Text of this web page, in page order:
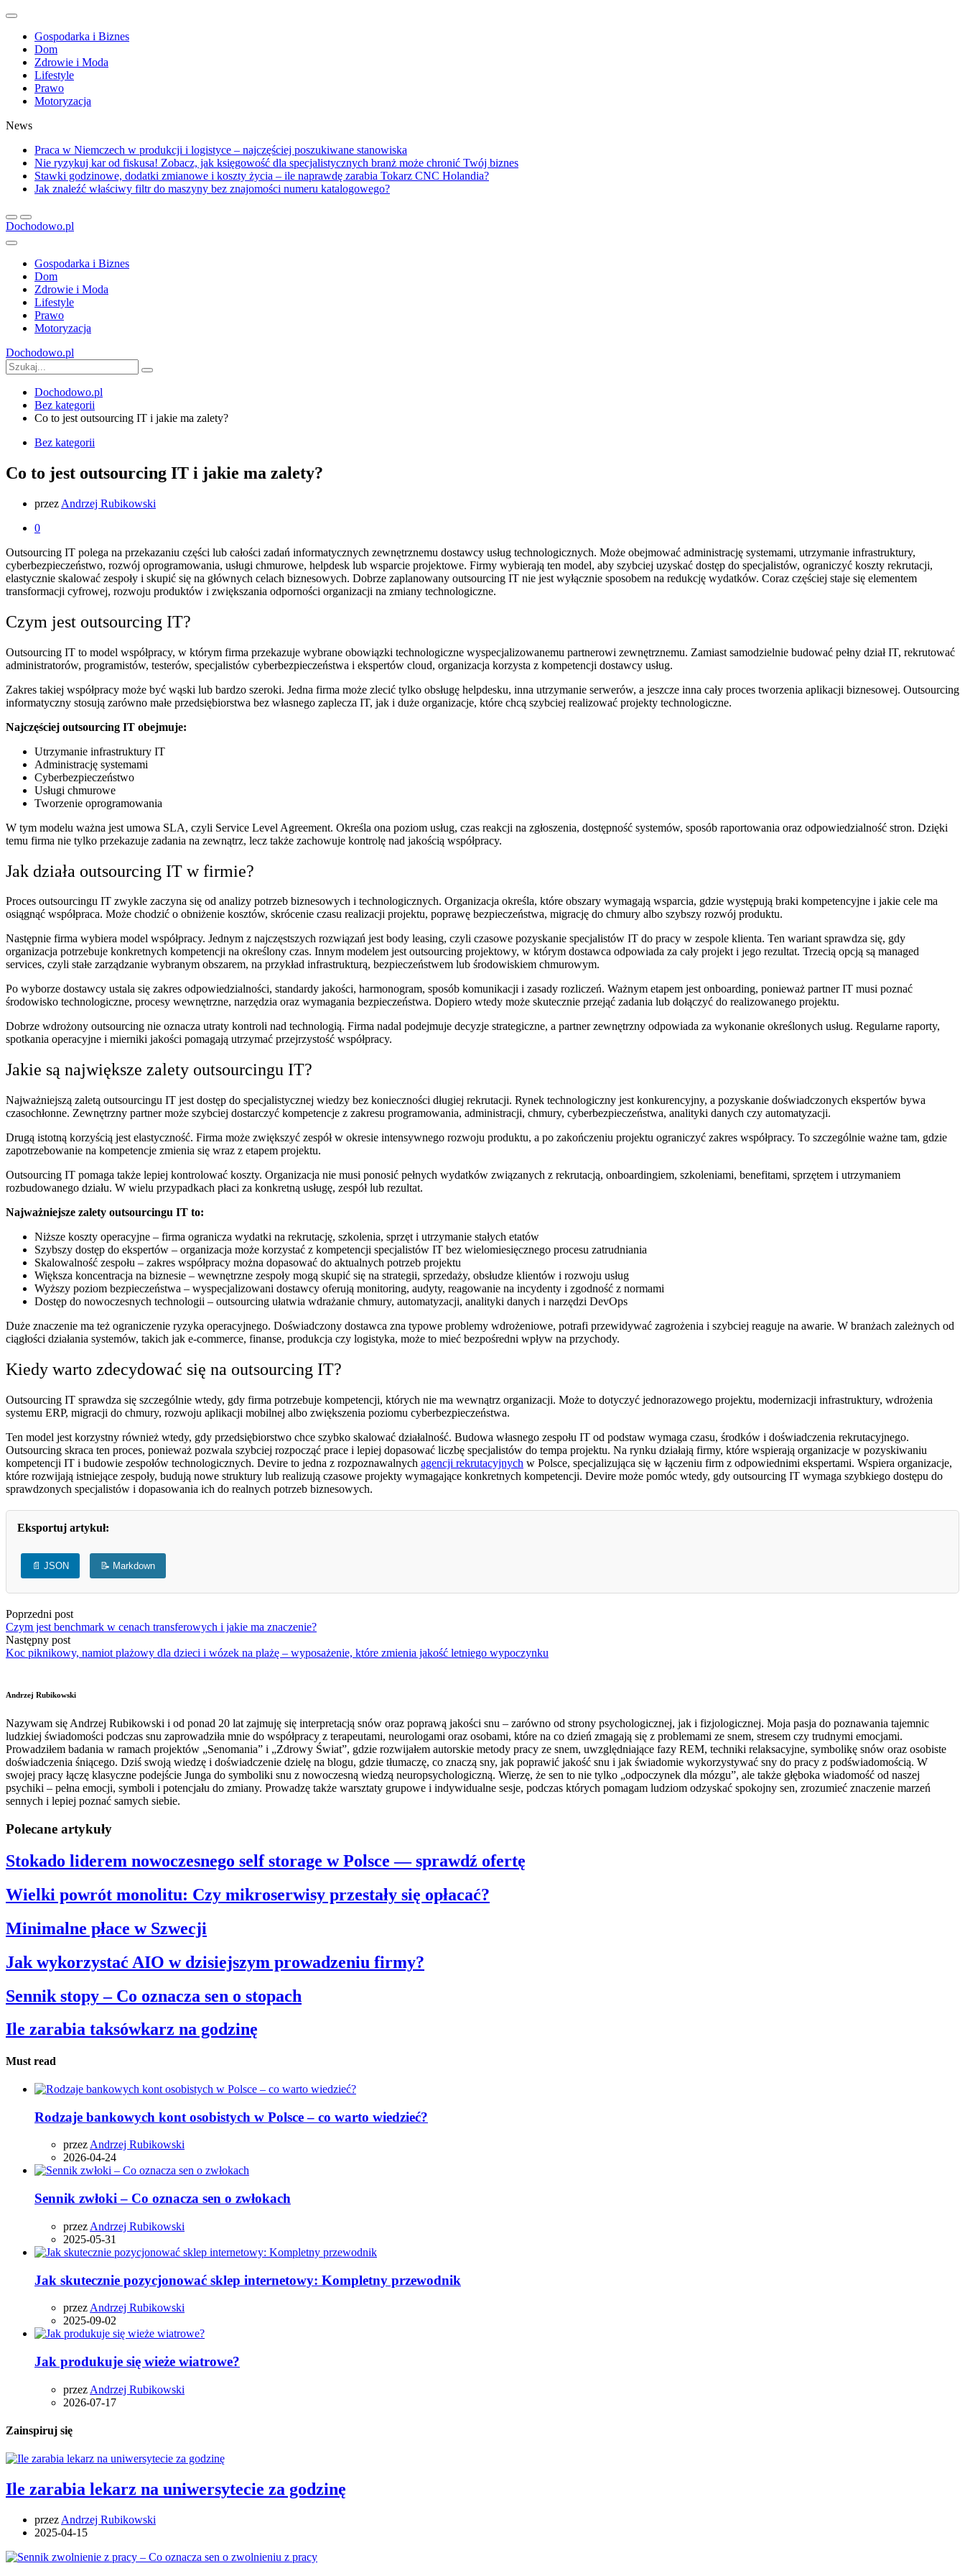
Gospodarka i Biznes
Dom
Zdrowie i Moda
Lifestyle
Prawo
Motoryzacja
News
Praca w Niemczech w produkcji i logistyce – najczęściej poszukiwane stanowiska
Nie ryzykuj kar od fiskusa! Zobacz, jak księgowość dla specjalistycznych branż może chronić Twój biznes
Stawki godzinowe, dodatki zmianowe i koszty życia – ile naprawdę zarabia Tokarz CNC Holandia?
Jak znaleźć właściwy filtr do maszyny bez znajomości numeru katalogowego?
Dochodowo.pl
Gospodarka i Biznes
Dom
Zdrowie i Moda
Lifestyle
Prawo
Motoryzacja
Dochodowo.pl
Dochodowo.pl
Bez kategorii
Co to jest outsourcing IT i jakie ma zalety?
Bez kategorii
Co to jest outsourcing IT i jakie ma zalety?
przez Andrzej Rubikowski
0
Outsourcing IT polega na przekazaniu części lub całości zadań informatycznych zewnętrznemu dostawcy usług technologicznych. Może obejmować administrację systemami, utrzymanie infrastruktury,
cyberbezpieczeństwo, rozwój oprogramowania, usługi chmurowe, helpdesk lub wsparcie projektowe. Firmy wybierają ten model, aby szybciej uzyskać dostęp do specjalistów, ograniczyć koszty rekrutacji,
elastycznie skalować zespoły i skupić się na głównych celach biznesowych. Dobrze zaplanowany outsourcing IT nie jest wyłącznie sposobem na redukcję wydatków. Coraz częściej staje się elementem
transformacji cyfrowej, rozwoju produktów i zwiększania odporności organizacji na zmiany technologiczne.
Czym jest outsourcing IT?
Outsourcing IT to model współpracy, w którym firma przekazuje wybrane obowiązki technologiczne wyspecjalizowanemu partnerowi zewnętrznemu. Zamiast samodzielnie budować pełny dział IT, rekrutować
administratorów, programistów, testerów, specjalistów cyberbezpieczeństwa i ekspertów cloud, organizacja korzysta z kompetencji dostawcy usług.
Zakres takiej współpracy może być wąski lub bardzo szeroki. Jedna firma może zlecić tylko obsługę helpdesku, inna utrzymanie serwerów, a jeszcze inna cały proces tworzenia aplikacji biznesowej. Outsourcing
informatyczny stosują zarówno małe przedsiębiorstwa bez własnego zaplecza IT, jak i duże organizacje, które chcą szybciej realizować projekty technologiczne.
Najczęściej outsourcing IT obejmuje:
Utrzymanie infrastruktury IT
Administrację systemami
Cyberbezpieczeństwo
Usługi chmurowe
Tworzenie oprogramowania
W tym modelu ważna jest umowa SLA, czyli Service Level Agreement. Określa ona poziom usług, czas reakcji na zgłoszenia, dostępność systemów, sposób raportowania oraz odpowiedzialność stron. Dzięki
temu firma nie tylko przekazuje zadania na zewnątrz, lecz także zachowuje kontrolę nad jakością współpracy.
Jak działa outsourcing IT w firmie?
Proces outsourcingu IT zwykle zaczyna się od analizy potrzeb biznesowych i technologicznych. Organizacja określa, które obszary wymagają wsparcia, gdzie występują braki kompetencyjne i jakie cele ma
osiągnąć współpraca. Może chodzić o obniżenie kosztów, skrócenie czasu realizacji projektu, poprawę bezpieczeństwa, migrację do chmury albo szybszy rozwój produktu.
Następnie firma wybiera model współpracy. Jednym z najczęstszych rozwiązań jest body leasing, czyli czasowe pozyskanie specjalistów IT do pracy w zespole klienta. Ten wariant sprawdza się, gdy
organizacja potrzebuje konkretnych kompetencji na określony czas. Innym modelem jest outsourcing projektowy, w którym dostawca odpowiada za cały projekt i jego rezultat. Trzecią opcją są managed
services, czyli stałe zarządzanie wybranym obszarem, na przykład infrastrukturą, bezpieczeństwem lub środowiskiem chmurowym.
Po wyborze dostawcy ustala się zakres odpowiedzialności, standardy jakości, harmonogram, sposób komunikacji i zasady rozliczeń. Ważnym etapem jest onboarding, ponieważ partner IT musi poznać
środowisko technologiczne, procesy wewnętrzne, narzędzia oraz wymagania bezpieczeństwa. Dopiero wtedy może skutecznie przejąć zadania lub dołączyć do realizowanego projektu.
Dobrze wdrożony outsourcing nie oznacza utraty kontroli nad technologią. Firma nadal podejmuje decyzje strategiczne, a partner zewnętrzny odpowiada za wykonanie określonych usług. Regularne raporty,
spotkania operacyjne i mierniki jakości pomagają utrzymać przejrzystość współpracy.
Jakie są największe zalety outsourcingu IT?
Najważniejszą zaletą outsourcingu IT jest dostęp do specjalistycznej wiedzy bez konieczności długiej rekrutacji. Rynek technologiczny jest konkurencyjny, a pozyskanie doświadczonych ekspertów bywa
czasochłonne. Zewnętrzny partner może szybciej dostarczyć kompetencje z zakresu programowania, administracji, chmury, cyberbezpieczeństwa, analityki danych czy automatyzacji.
Drugą istotną korzyścią jest elastyczność. Firma może zwiększyć zespół w okresie intensywnego rozwoju produktu, a po zakończeniu projektu ograniczyć zakres współpracy. To szczególnie ważne tam, gdzie
zapotrzebowanie na kompetencje zmienia się wraz z etapem projektu.
Outsourcing IT pomaga także lepiej kontrolować koszty. Organizacja nie musi ponosić pełnych wydatków związanych z rekrutacją, onboardingiem, szkoleniami, benefitami, sprzętem i utrzymaniem
rozbudowanego działu. W wielu przypadkach płaci za konkretną usługę, zespół lub rezultat.
Najważniejsze zalety outsourcingu IT to:
Niższe koszty operacyjne – firma ogranicza wydatki na rekrutację, szkolenia, sprzęt i utrzymanie stałych etatów
Szybszy dostęp do ekspertów – organizacja może korzystać z kompetencji specjalistów IT bez wielomiesięcznego procesu zatrudniania
Skalowalność zespołu – zakres współpracy można dopasować do aktualnych potrzeb projektu
Większa koncentracja na biznesie – wewnętrzne zespoły mogą skupić się na strategii, sprzedaży, obsłudze klientów i rozwoju usług
Wyższy poziom bezpieczeństwa – wyspecjalizowani dostawcy oferują monitoring, audyty, reagowanie na incydenty i zgodność z normami
Dostęp do nowoczesnych technologii – outsourcing ułatwia wdrażanie chmury, automatyzacji, analityki danych i narzędzi DevOps
Duże znaczenie ma też ograniczenie ryzyka operacyjnego. Doświadczony dostawca zna typowe problemy wdrożeniowe, potrafi przewidywać zagrożenia i szybciej reaguje na awarie. W branżach zależnych od
ciągłości działania systemów, takich jak e-commerce, finanse, produkcja czy logistyka, może to mieć bezpośredni wpływ na przychody.
Kiedy warto zdecydować się na outsourcing IT?
Outsourcing IT sprawdza się szczególnie wtedy, gdy firma potrzebuje kompetencji, których nie ma wewnątrz organizacji. Może to dotyczyć jednorazowego projektu, modernizacji infrastruktury, wdrożenia
systemu ERP, migracji do chmury, rozwoju aplikacji mobilnej albo zwiększenia poziomu cyberbezpieczeństwa.
Ten model jest korzystny również wtedy, gdy przedsiębiorstwo chce szybko skalować działalność. Budowa własnego zespołu IT od podstaw wymaga czasu, środków i doświadczenia rekrutacyjnego.
Outsourcing skraca ten proces, ponieważ pozwala szybciej rozpocząć prace i lepiej dopasować liczbę specjalistów do tempa projektu. Na rynku działają firmy, które wspierają organizacje w pozyskiwaniu
kompetencji IT i budowie zespołów technologicznych. Devire to jedna z rozpoznawalnych agencji rekrutacyjnych w Polsce, specjalizująca się w łączeniu firm z odpowiednimi ekspertami. Wspiera organizacje,
które rozwijają istniejące zespoły, budują nowe struktury lub realizują czasowe projekty wymagające konkretnych kompetencji. Devire może pomóc wtedy, gdy outsourcing IT wymaga szybkiego dostępu do
sprawdzonych specjalistów i dopasowania ich do realnych potrzeb biznesowych.
Eksportuj artykuł:
📄 JSON 📝 Markdown
Poprzedni post
Czym jest benchmark w cenach transferowych i jakie ma znaczenie?
Następny post
Koc piknikowy, namiot plażowy dla dzieci i wózek na plażę – wyposażenie, które zmienia jakość letniego wypoczynku
Andrzej Rubikowski
Nazywam się Andrzej Rubikowski i od ponad 20 lat zajmuję się interpretacją snów oraz poprawą jakości snu – zarówno od strony psychologicznej, jak i fizjologicznej. Moja pasja do poznawania tajemnic
ludzkiej świadomości podczas snu zaprowadziła mnie do współpracy z terapeutami, neurologami oraz osobami, które na co dzień zmagają się z problemami ze snem, stresem czy trudnymi emocjami.
Prowadziłem badania w ramach projektów „Senomania” i „Zdrowy Świat”, gdzie rozwijałem autorskie metody pracy ze snem, uwzględniające fazy REM, techniki relaksacyjne, symbolikę snów oraz osobiste
doświadczenia śniącego. Dziś swoją wiedzę i doświadczenie dzielę na blogu, gdzie tłumaczę, co znaczą sny, jak poprawić jakość snu i jak świadomie wykorzystywać sny do pracy z podświadomością. W
swojej pracy łączę klasyczne podejście Junga do symboliki snu z nowoczesną wiedzą neuropsychologiczną. Wierzę, że sen to nie tylko „odpoczynek dla mózgu”, ale także głęboka wiadomość od naszej
psychiki – pełna emocji, symboli i potencjału do zmiany. Prowadzę także warsztaty grupowe i indywidualne sesje, podczas których pomagam ludziom odzyskać spokojny sen, zrozumieć znaczenie marzeń
sennych i lepiej poznać samych siebie.
Polecane artykuły
Stokado liderem nowoczesnego self storage w Polsce — sprawdź ofertę
Wielki powrót monolitu: Czy mikroserwisy przestały się opłacać?
Minimalne płace w Szwecji
Jak wykorzystać AIO w dzisiejszym prowadzeniu firmy?
Sennik stopy – Co oznacza sen o stopach
Ile zarabia taksówkarz na godzinę
Must read
Rodzaje bankowych kont osobistych w Polsce – co warto wiedzieć?
przez Andrzej Rubikowski
2026-04-24
Sennik zwłoki – Co oznacza sen o zwłokach
przez Andrzej Rubikowski
2025-05-31
Jak skutecznie pozycjonować sklep internetowy: Kompletny przewodnik
przez Andrzej Rubikowski
2025-09-02
Jak produkuje się wieże wiatrowe?
przez Andrzej Rubikowski
2026-07-17
Zainspiruj się
Ile zarabia lekarz na uniwersytecie za godzinę
przez Andrzej Rubikowski
2025-04-15